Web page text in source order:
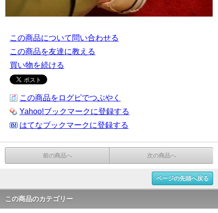
この商品について問い合わせる
この商品を友達に教える
買い物を続ける
この商品をログピでつぶやく
Yahoo!ブックマークに登録する
はてなブックマークに登録する
前の商品へ 次の商品へ
ページの先頭へ戻る
この商品のカテゴリー